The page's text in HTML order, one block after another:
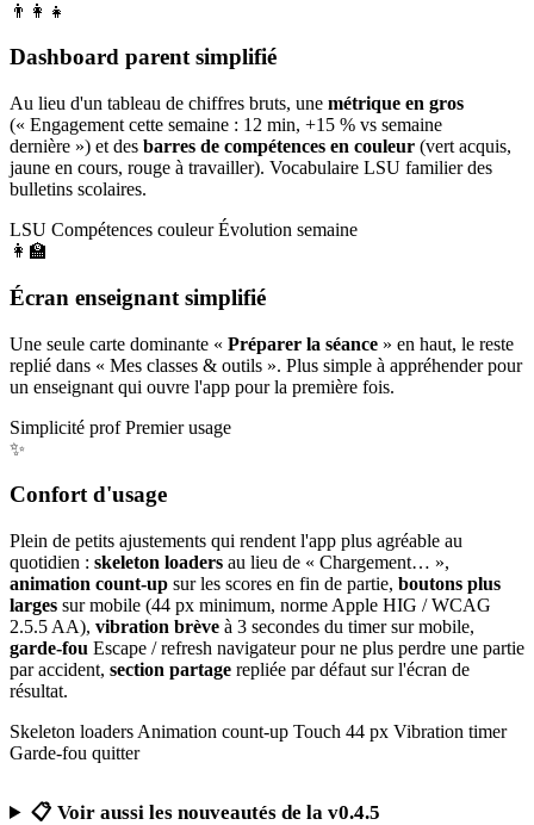
👨‍👩‍👧
Dashboard parent simplifié
Au lieu d'un tableau de chiffres bruts, une métrique en gros
(« Engagement cette semaine : 12 min, +15 % vs semaine
dernière ») et des barres de compétences en couleur (vert acquis,
jaune en cours, rouge à travailler). Vocabulaire LSU familier des
bulletins scolaires.
LSU Compétences couleur Évolution semaine
👩‍🏫
Écran enseignant simplifié
Une seule carte dominante « Préparer la séance » en haut, le reste
replié dans « Mes classes & outils ». Plus simple à appréhender pour
un enseignant qui ouvre l'app pour la première fois.
Simplicité prof Premier usage
✨
Confort d'usage
Plein de petits ajustements qui rendent l'app plus agréable au
quotidien : skeleton loaders au lieu de « Chargement… »,
animation count-up sur les scores en fin de partie, boutons plus
larges sur mobile (44 px minimum, norme Apple HIG / WCAG
2.5.5 AA), vibration brève à 3 secondes du timer sur mobile,
garde-fou Escape / refresh navigateur pour ne plus perdre une partie
par accident, section partage repliée par défaut sur l'écran de
résultat.
Skeleton loaders Animation count-up Touch 44 px Vibration timer
Garde-fou quitter
📋 Voir aussi les nouveautés de la v0.4.5